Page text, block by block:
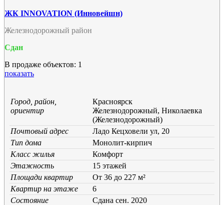
ЖК INNOVATION (Инновейшн)
Железнодорожный район
Сдан
В продаже объектов: 1
показать
Город, район,
ориентир
Красноярск
Железнодорожный, Николаевка
(Железнодорожный)
Почтовый адрес
Ладо Кецховели ул, 20
Тип дома
Монолит-кирпич
Класс жилья
Комфорт
Этажность
15 этажей
Площади квартир
От 36 до 227 м²
Квартир на этаже
6
Состояние
Cдана сен. 2020